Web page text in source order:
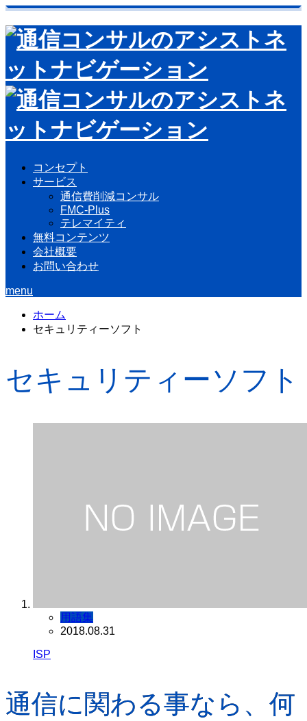
コンセプト
サービス
通信費削減コンサル
FMC-Plus
テレマイティ
無料コンテンツ
会社概要
お問い合わせ
menu
ホーム
セキュリティーソフト
セキュリティーソフト
用語集
2018.08.31
ISP
通信に関わる事なら、何